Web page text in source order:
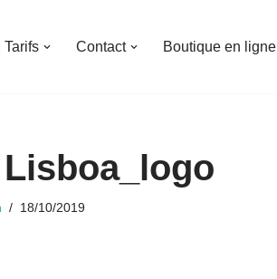
Tarifs Contact Boutique en ligne
18/10/2019